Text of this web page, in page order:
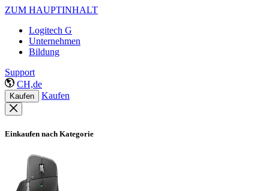
ZUM HAUPTINHALT
Logitech G
Unternehmen
Bildung
Support
CH,de
Kaufen Kaufen
Einkaufen nach Kategorie